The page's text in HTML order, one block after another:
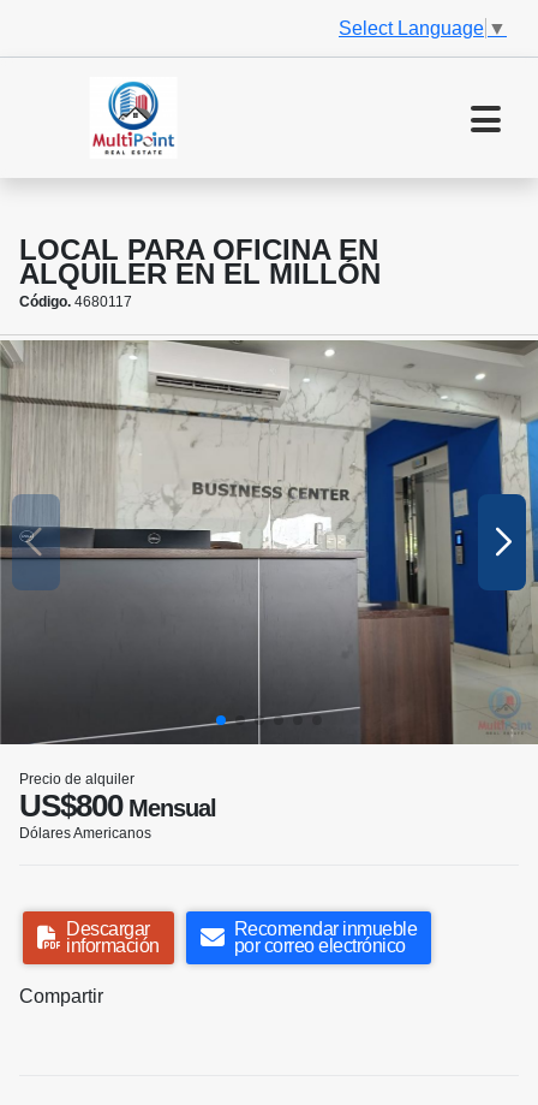
Select Language ▼
LOCAL PARA OFICINA EN
ALQUILER EN EL MILLÓN
Código. 4680117
Precio de alquiler
US$800Mensual
Dólares Americanos
Descargar
información
Recomendar inmueble
por correo electrónico
Compartir